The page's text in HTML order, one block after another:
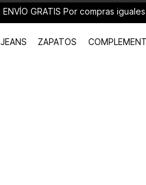
ENVÍO GRATIS Por compras
JEANS ZAPATOS